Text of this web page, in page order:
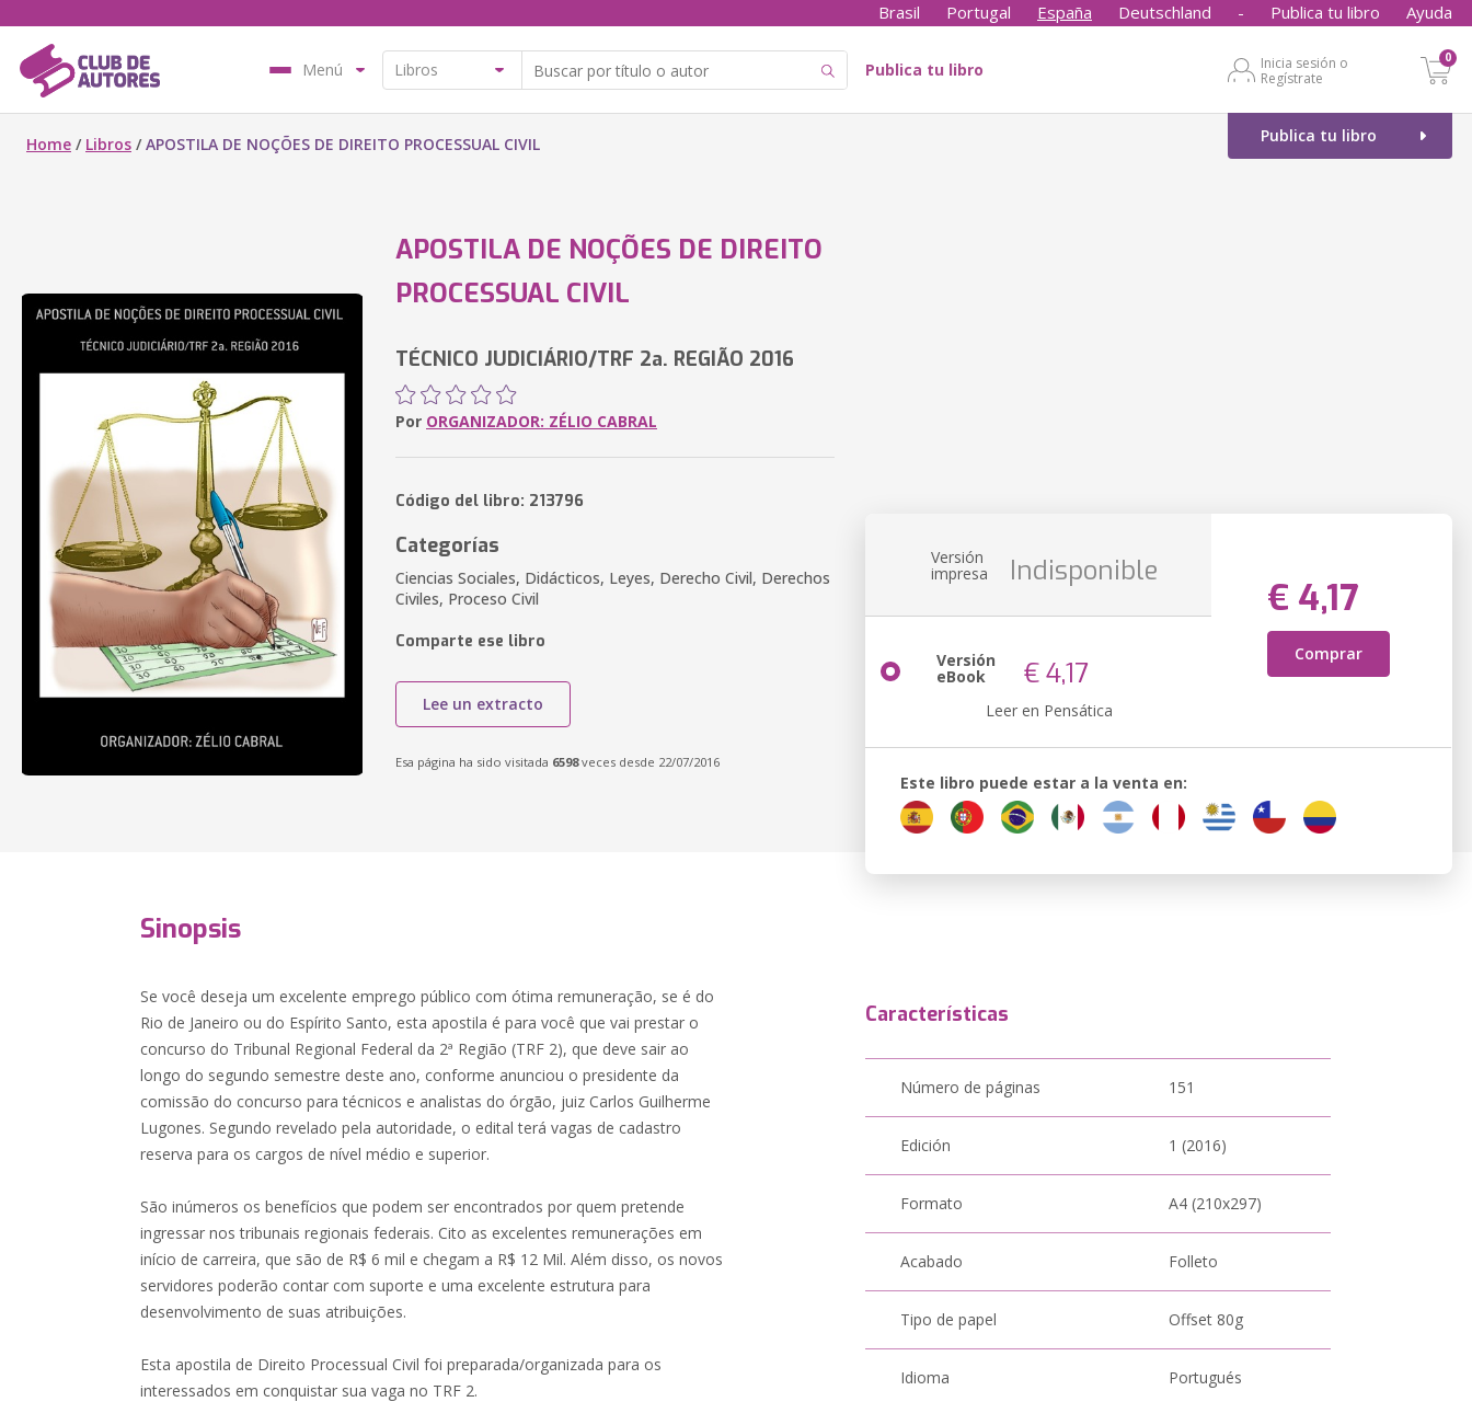
Brasil Portugal España Deutschland - Publica tu libro Ayuda
Menú Publica tu libro
Inicia sesión o
Regístrate
0
Publica tu libro
Home / Libros /APOSTILA DE NOÇÕES DE DIREITO PROCESSUAL CIVIL
APOSTILA DE NOÇÕES DE DIREITO
PROCESSUAL CIVIL
TÉCNICO JUDICIÁRIO/TRF 2a. REGIÃO 2016
Por ORGANIZADOR: ZÉLIO CABRAL
Código del libro: 213796
Categorías
Ciencias Sociales, Didácticos, Leyes, Derecho Civil, Derechos
Civiles, Proceso Civil
Comparte ese libro
Lee un extracto
Esa página ha sido visitada 6598veces desde 22/07/2016
Versión
impresa Indisponible
€ 4,17
Comprar
Versión
eBook € 4,17
Leer en Pensática
Este libro puede estar a la venta en:
Sinopsis
Se você deseja um excelente emprego público com ótima remuneração, se é do
Rio de Janeiro ou do Espírito Santo, esta apostila é para você que vai prestar o
concurso do Tribunal Regional Federal da 2ª Região (TRF 2), que deve sair ao
longo do segundo semestre deste ano, conforme anunciou o presidente da
comissão do concurso para técnicos e analistas do órgão, juiz Carlos Guilherme
Lugones. Segundo revelado pela autoridade, o edital terá vagas de cadastro
reserva para os cargos de nível médio e superior.
São inúmeros os benefícios que podem ser encontrados por quem pretende
ingressar nos tribunais regionais federais. Cito as excelentes remunerações em
início de carreira, que são de R$ 6 mil e chegam a R$ 12 Mil. Além disso, os novos
servidores poderão contar com suporte e uma excelente estrutura para
desenvolvimento de suas atribuições.
Esta apostila de Direito Processual Civil foi preparada/organizada para os
interessados em conquistar sua vaga no TRF 2.
Características
Número de páginas 151
Edición 1 (2016)
Formato A4 (210x297)
Acabado Folleto
Tipo de papel Offset 80g
Idioma Portugués